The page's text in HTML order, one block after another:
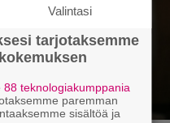
Valintasi
tarjotaksemme
88 teknologiakumppania
paremman
sisältöä ja